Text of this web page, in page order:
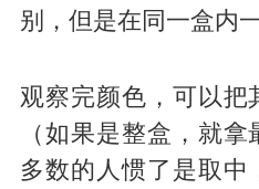
别，但是在同一盒内
观察完颜色，可以把
（如果是整盒，就
多数的人惯了是取中